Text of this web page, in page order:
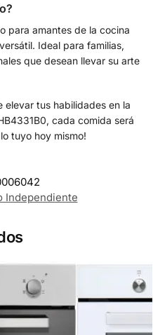
para amantes de la cocina
Ideal para familias,
que desean llevar su arte
tus habilidades en la
cada comida será
tuyo hoy mismo!
Independiente